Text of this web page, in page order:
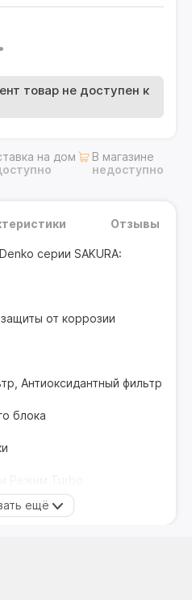
товар не доступен к
на дом
В магазине
недоступно
серии SAKURA:
от коррозии
Антиоксидантный фильтр
блока
Отзывы